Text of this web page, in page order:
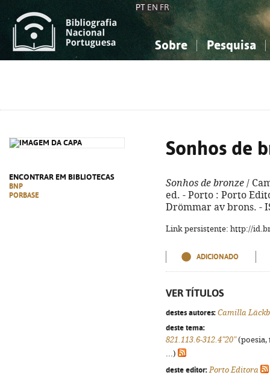
PT EN FR
Sobre Pesquisa
ENCONTRAR EM BIBLIOTECAS
BNP
PORBASE
Sonhos de
Sonhos de bronze /
ed. - Porto : Porto
Drömmar av brons. -
Link persistente: http://
ADICIONADO
VER TÍTULOS
destes autores: Camilla
deste tema:
821.113.6-312.4"20"(poesia,
...)
deste editor: Porto Editora